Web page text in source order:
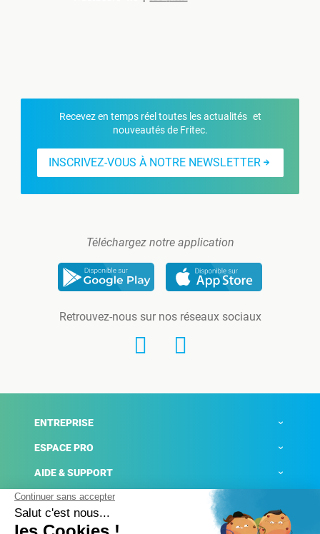
Recevez en temps réel toutes les actualités et
nouveautés de Fritec.
INSCRIVEZ-VOUS À NOTRE NEWSLETTER
Téléchargez notre application
Retrouvez-nous sur nos réseaux sociaux
ENTREPRISE
ESPACE PRO
AIDE & SUPPORT
ACTUALITÉS